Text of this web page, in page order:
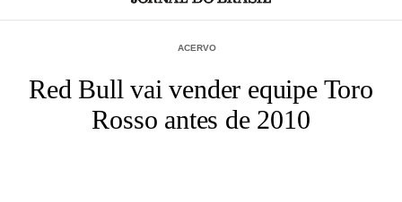
ACERVO
Red Bull vai vender equipe Toro
Rosso antes de 2010